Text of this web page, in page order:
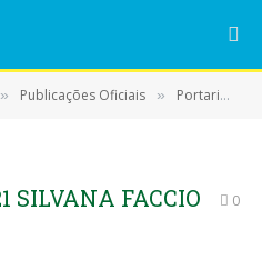
» Publicações Oficiais » Portarias
SILVANA FACCIO
0